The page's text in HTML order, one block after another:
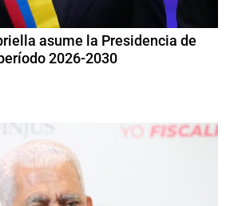
asume la Presidencia de
2026-2030